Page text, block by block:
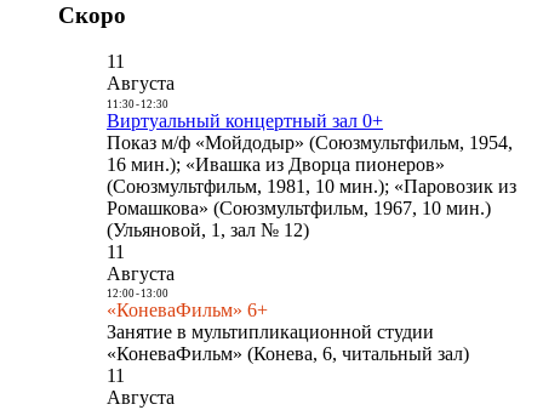
Скоро
11
Августа
11:30- 12:30
Виртуальный концертный зал 0+
Показ м/ф «Мойдодыр» (Союзмультфильм, 1954,
16 мин.); «Ивашка из Дворца пионеров»
(Союзмультфильм, 1981, 10 мин.); «Паровозик из
Ромашкова» (Союзмультфильм, 1967, 10 мин.)
(Ульяновой, 1, зал № 12)
11
Августа
12:00- 13:00
«КоневаФильм» 6+
Занятие в мультипликационной студии
«КоневаФильм» (Конева, 6, читальный зал)
11
Августа